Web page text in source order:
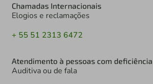
Chamadas Internacionais
Elogios e reclamações
+ 55 51 2313 6472
Atendimento à pessoas com deficiência
Auditiva ou de fala